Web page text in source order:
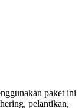
paket ini
pelantikan,